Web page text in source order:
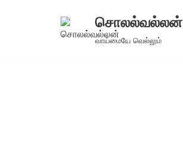
சொலல்வல்லன்
வாய்மையே வெல்லும்